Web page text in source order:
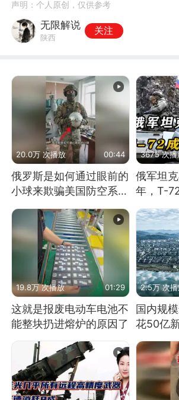
声明：个人原创，仅供参考
无限解说
陕西
关注
20.0万 次播放 00:44
俄罗斯是如何通过眼前的
小球来欺骗美国防空系统
3675 次播
俄军坦
年，T-
19.8万 次播放 01:29
这就是报废电动车电池不
能整块扔进熔炉的原因了
2.5万 次播
国内规
花50亿
没人住